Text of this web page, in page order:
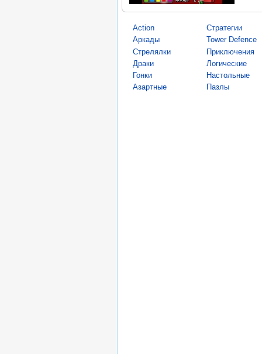
Action
Аркады
Стрелялки
Драки
Гонки
Азартные
Стратегии
Tower Defence
Приключения
Логические
Настольные
Пазлы